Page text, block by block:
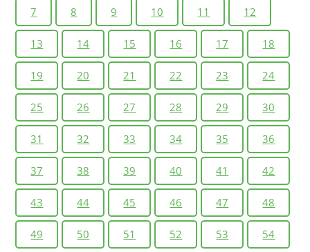
7 8 9 10 11 12
13 14 15 16 17 18
19 20 21 22 23 24
25 26 27 28 29 30
31 32 33 34 35 36
37 38 39 40 41 42
43 44 45 46 47 48
49 50 51 52 53 54